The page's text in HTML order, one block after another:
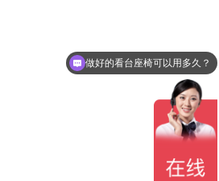
看台座椅有哪几种可以选？